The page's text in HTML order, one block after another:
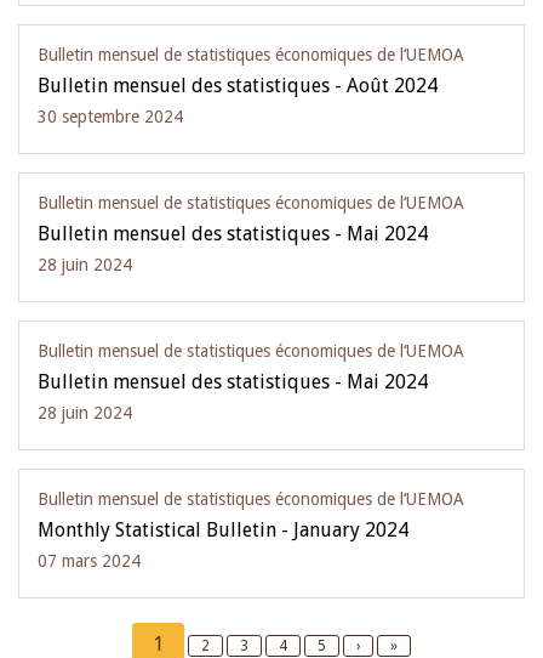
Bulletin mensuel de statistiques économiques de l‘UEMOA
Bulletin mensuel des statistiques - Août 2024
30 septembre 2024
Bulletin mensuel de statistiques économiques de l‘UEMOA
Bulletin mensuel des statistiques - Mai 2024
28 juin 2024
Bulletin mensuel de statistiques économiques de l‘UEMOA
Bulletin mensuel des statistiques - Mai 2024
28 juin 2024
Bulletin mensuel de statistiques économiques de l‘UEMOA
Monthly Statistical Bulletin - January 2024
07 mars 2024
Current
1 Page
2 Page
3 Page
4 Page
5
Next
›
Last
»